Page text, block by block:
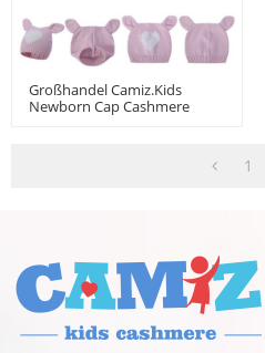
Großhandel Camiz.kids
Newborn Cap Cashmere
1